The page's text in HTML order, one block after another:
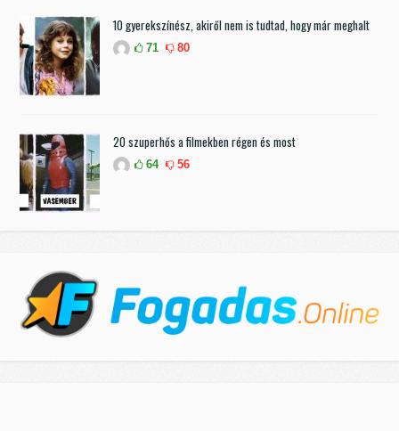
10 gyerekszínész, akiről nem is tudtad, hogy már meghalt
71 80
20 szuperhős a filmekben régen és most
64 56